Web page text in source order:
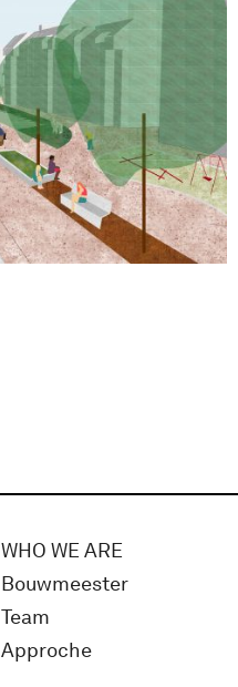
WHO WE ARE
Bouwmeester
Team
Approche